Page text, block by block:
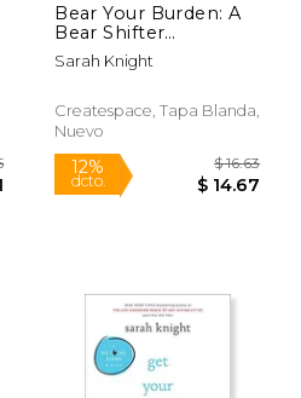
50%
dcto.
Bear Your Burden: A
Bear Shifter
Romance (en Inglés)
Sarah Knight
Createspace, Tapa Blanda,
Nuevo